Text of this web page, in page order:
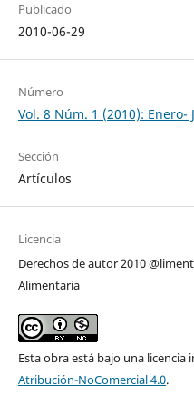
Publicado
2010-06-29
Número
Vol. 8 Núm. 1 (2010): Enero-
Sección
Artículos
Licencia
Derechos de autor 2010
Alimentaria
Esta obra está bajo una licencia
Atribución-NoComercial 4.0.